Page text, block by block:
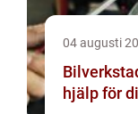
04 augusti
Bilverkstad umeå
hjälp för